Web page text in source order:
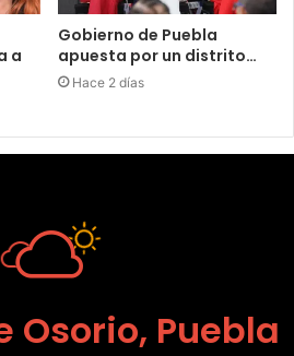
a
Gobierno de Puebla
apuesta por un distrito…
Hace 2 días
Osorio, Puebla